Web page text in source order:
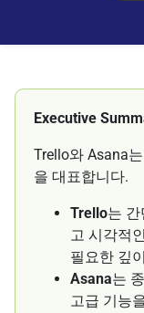
Executive
Trello와 Asana
을 대표합니다.
Trello는
고 시각적
필요한 깊
Asana는
고급 기능